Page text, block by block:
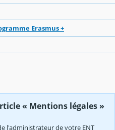
Erasmus +
« Mentions légales »
l'administrateur de votre ENT